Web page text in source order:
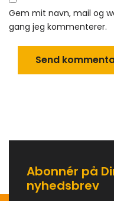
Gem mit navn, mail og
gang jeg kommenterer.
Abonnér på
nyhedsbrev